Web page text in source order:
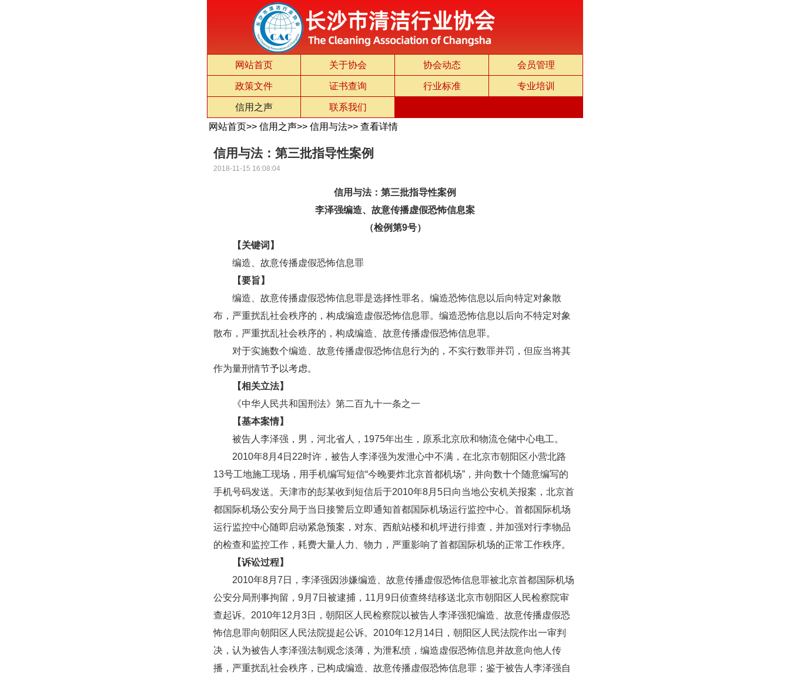
网站首页 关于协会 协会动态 会员管理
政策文件 证书查询 行业标准 专业培训
信用之声
联系我们
网站首页>> 信用之声>> 信用与法>> 查看详情
信用与法：第三批指导性案例
2018-11-15 16:08:04
信用与法：第三批指导性案例
李泽强编造、故意传播虚假恐怖信息案
（检例第9号）
【关键词】
编造、故意传播虚假恐怖信息罪
【要旨】
编造、故意传播虚假恐怖信息罪是选择性罪名。编造恐怖信息以后向特定对象散
布，严重扰乱社会秩序的，构成编造虚假恐怖信息罪。编造恐怖信息以后向不特定对象
散布，严重扰乱社会秩序的，构成编造、故意传播虚假恐怖信息罪。
对于实施数个编造、故意传播虚假恐怖信息行为的，不实行数罪并罚，但应当将其
作为量刑情节予以考虑。
【相关立法】
《中华人民共和国刑法》第二百九十一条之一
【基本案情】
被告人李泽强，男，河北省人，1975年出生，原系北京欣和物流仓储中心电工。
2010年8月4日22时许，被告人李泽强为发泄心中不满，在北京市朝阳区小营北路
13号工地施工现场，用手机编写短信“今晚要炸北京首都机场”，并向数十个随意编写的
手机号码发送。天津市的彭某收到短信后于2010年8月5日向当地公安机关报案，北京首
都国际机场公安分局于当日接警后立即通知首都国际机场运行监控中心。首都国际机场
运行监控中心随即启动紧急预案，对东、西航站楼和机坪进行排查，并加强对行李物品
的检查和监控工作，耗费大量人力、物力，严重影响了首都国际机场的正常工作秩序。
【诉讼过程】
2010年8月7日，李泽强因涉嫌编造、故意传播虚假恐怖信息罪被北京首都国际机场
公安分局刑事拘留，9月7日被逮捕，11月9日侦查终结移送北京市朝阳区人民检察院审
查起诉。2010年12月3日，朝阳区人民检察院以被告人李泽强犯编造、故意传播虚假恐
怖信息罪向朝阳区人民法院提起公诉。2010年12月14日，朝阳区人民法院作出一审判
决，认为被告人李泽强法制观念淡薄，为泄私愤，编造虚假恐怖信息并故意向他人传
播，严重扰乱社会秩序，已构成编造、故意传播虚假恐怖信息罪；鉴于被告人李泽强自